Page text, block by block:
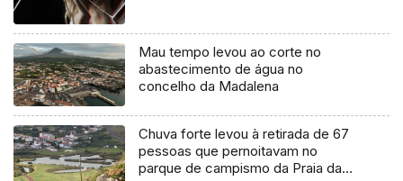
Mau tempo levou ao corte no
abastecimento de água no
concelho da Madalena
Chuva forte levou à retirada de 67
pessoas que pernoitavam no
parque de campismo da Praia da